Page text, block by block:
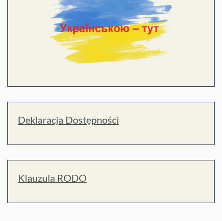
Deklaracja Dostępności
Klauzula RODO